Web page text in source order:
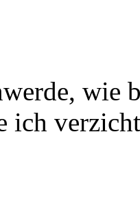
wie
ich